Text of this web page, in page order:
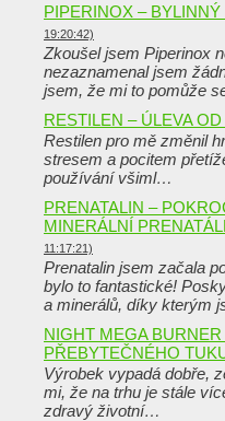
PIPERINOX –
19:20:42)
Zkoušel jsem Piperinox
nezaznamenal jsem
jsem, že mi to pomůže
RESTILEN – ÚLEVA
Restilen pro mě změnil
stresem a pocitem
používání všiml…
PRENATALIN –
MINERÁLNÍ
11:17:21)
Prenatalin jsem začala
bylo to fantastické!
a minerálů, díky kterým
NIGHT MEGA
PŘEBYTEČNÉHO
Výrobek vypadá dobře,
mi, že na trhu je stále
zdravý životní…